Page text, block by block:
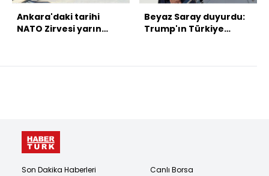
Ankara'daki tarihi
NATO Zirvesi yarın
Beyaz Saray duyurdu:
Trump'ın Türkiye
Son Dakika Haberleri
Canlı Borsa